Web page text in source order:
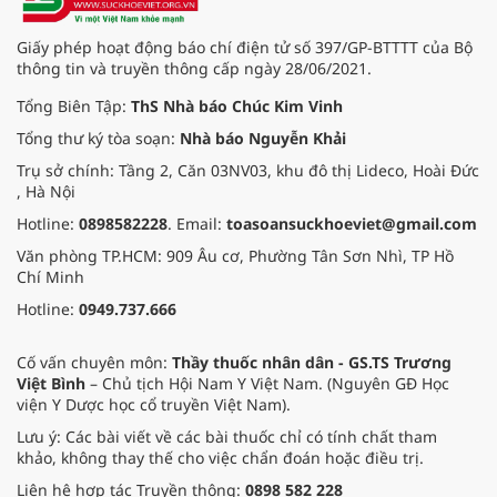
Giấy phép hoạt động báo chí điện tử số 397/GP-BTTTT của Bộ
thông tin và truyền thông cấp ngày 28/06/2021.
Tổng Biên Tập: ThS Nhà báo Chúc Kim Vinh
Tổng thư ký tòa soạn: Nhà báo Nguyễn Khải
Trụ sở chính: Tầng 2, Căn 03NV03, khu đô thị Lideco, Hoài Đức
, Hà Nội
Hotline: 0898582228. Email: toasoansuckhoeviet@gmail.com
Văn phòng TP.HCM: 909 Âu cơ, Phường Tân Sơn Nhì, TP Hồ
Chí Minh
Hotline: 0949.737.666
Cố vấn chuyên môn: Thầy thuốc nhân dân - GS.TS Trương
Việt Bình – Chủ tịch Hội Nam Y Việt Nam. (Nguyên GĐ Học
viện Y Dược học cổ truyền Việt Nam).
Lưu ý: Các bài viết về các bài thuốc chỉ có tính chất tham
khảo, không thay thế cho việc chẩn đoán hoặc điều trị.
Liên hệ hợp tác Truyền thông: 0898 582 228